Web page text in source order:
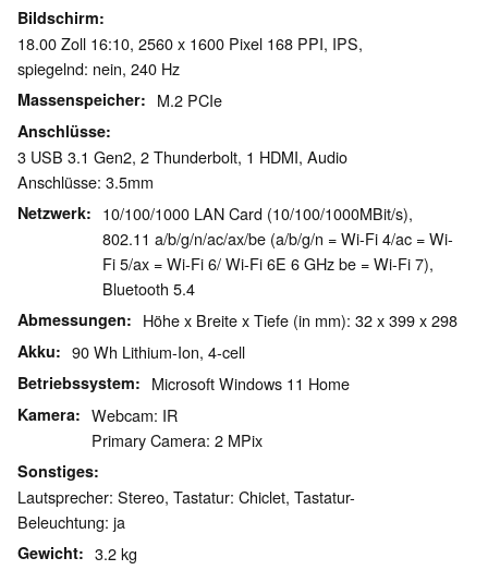
Bildschirm
18.00 Zoll 16:10, 2560 x 1600 Pixel 168 PPI, IPS,
spiegelnd: nein, 240 Hz
Massenspeicher M.2 PCIe
Anschlüsse
3 USB 3.1 Gen2, 2 Thunderbolt, 1 HDMI, Audio
Anschlüsse: 3.5mm
Netzwerk
10/100/1000 LAN Card (10/100/1000MBit/s),
802.11 a/​b/​g/​n/​ac/​ax/​be (a/b/g/n = Wi-Fi 4/ac = Wi-
Fi 5/ax = Wi-Fi 6/ Wi-Fi 6E 6 GHz be = Wi-Fi 7),
Bluetooth 5.4
Abmessungen Höhe x Breite x Tiefe (in mm): 32 x 399 x 298
Akku 90 Wh Lithium-Ion, 4-cell
Betriebssystem Microsoft Windows 11 Home
Kamera
Webcam: IR
Primary Camera: 2 MPix
Sonstiges
Lautsprecher: Stereo, Tastatur: Chiclet, Tastatur-
Beleuchtung: ja
Gewicht 3.2 kg